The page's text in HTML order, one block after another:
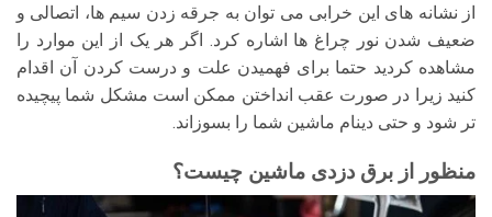
از نشانه های این خرابی می توان به جرقه زدن سیم ها، اتصالی و
ضعیف شدن نور چراغ ها اشاره کرد. اگر هر یک از این موارد را
مشاهده کردید حتما برای فهمیدن علت و درست کردن آن اقدام
کنید زیرا در صورت عقب انداختن ممکن است مشکل شما پیچیده
تر شود و حتی دینام ماشین شما را بسوزاند.
منظور از برق دزدی ماشین چیست؟